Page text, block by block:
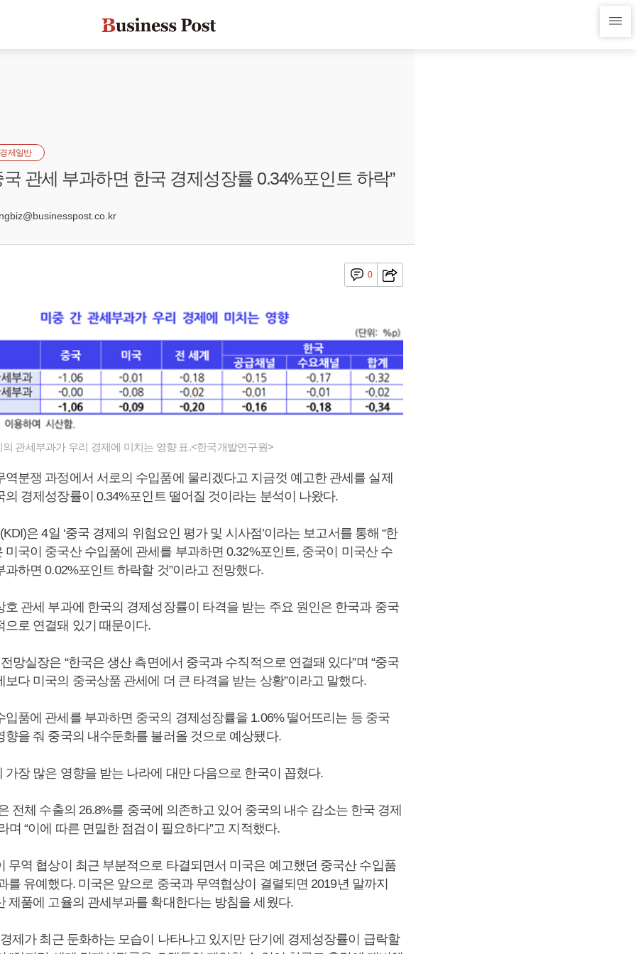
경제일반
국 관세 부과하면 한국 경제성장률 0.34%포인트 하락”
0
관세부과가 우리 경제에 미치는 영향 표.<한국개발연구원>
역분쟁 과정에서 서로의 수입품에 물리겠다고 지금껏 예고한 관세를 실제
의 경제성장률이 0.34%포인트 떨어질 것이라는 분석이 나왔다.
은 4일 ‘중국 경제의 위험요인 평가 및 시사점’이라는 보고서를 통해 “한
미국이 중국산 수입품에 관세를 부과하면 0.32%포인트, 중국이 미국산 수
과하면 0.02%포인트 하락할 것”이라고 전망했다.
호 관세 부과에 한국의 경제성장률이 타격을 받는 주요 원인은 한국과 중국
으로 연결돼 있기 때문이다.
망실장은 “한국은 생산 측면에서 중국과 수직적으로 연결돼 있다”며 “중국
보다 미국의 중국상품 관세에 더 큰 타격을 받는 상황”이라고 말했다.
입품에 관세를 부과하면 중국의 경제성장률을 1.06% 떨어뜨리는 등 중국
향을 줘 중국의 내수둔화를 불러올 것으로 예상됐다.
가장 많은 영향을 받는 나라에 대만 다음으로 한국이 꼽혔다.
전체 수출의 26.8%를 중국에 의존하고 있어 중국의 내수 감소는 한국 경제
며 “이에 따른 면밀한 점검이 필요하다”고 지적했다.
무역 협상이 최근 부분적으로 타결되면서 미국은 예고했던 중국산 수입품
를 유예했다. 미국은 앞으로 중국과 무역협상이 결렬되면 2019년 말까지
제품에 고율의 관세부과를 확대한다는 방침을 세웠다.
제가 최근 둔화하는 모습이 나타나고 있지만 단기에 경제성장률이 급락할